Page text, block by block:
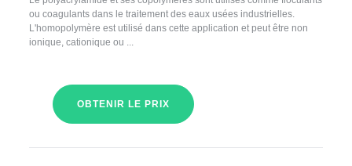
ou coagulants dans le traitement des eaux usées industrielles.
L'homopolymère est utilisé dans cette application et peut être non
ionique, cationique ou ...
OBTENIR LE PRIX